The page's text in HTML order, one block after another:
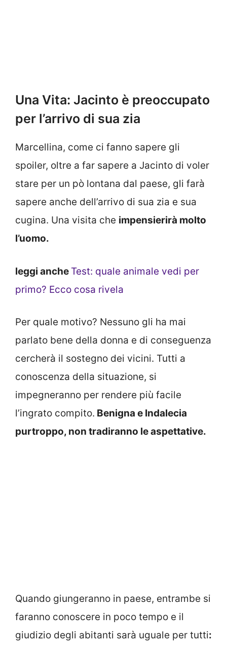
Una Vita: Jacinto è preoccupato
per l’arrivo di sua zia
Marcellina, come ci fanno sapere gli
spoiler, oltre a far sapere a Jacinto di voler
stare per un pò lontana dal paese, gli farà
sapere anche dell’arrivo di sua zia e sua
cugina. Una visita che impensierirà molto
l’uomo.
leggi anche Test: quale animale vedi per
primo? Ecco cosa rivela
Per quale motivo? Nessuno gli ha mai
parlato bene della donna e di conseguenza
cercherà il sostegno dei vicini. Tutti a
conoscenza della situazione, si
impegneranno per rendere più facile
l’ingrato compito. Benigna e Indalecia
purtroppo, non tradiranno le aspettative.
Quando giungeranno in paese, entrambe si
faranno conoscere in poco tempo e il
giudizio degli abitanti sarà uguale per tutti: